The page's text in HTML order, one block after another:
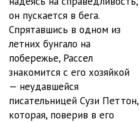
009 Человек в бегах
010 Человек в бегах
011 Человек в бегах
012 Человек в бегах
013 Человек в бегах
он пускается в бега.
Спрятавшись в одном из
летних бунгало на
побережье, Рассел
знакомится с его хозяйкой
— неудавшейся
писательницей Сузи Петтон,
которая, поверив в его